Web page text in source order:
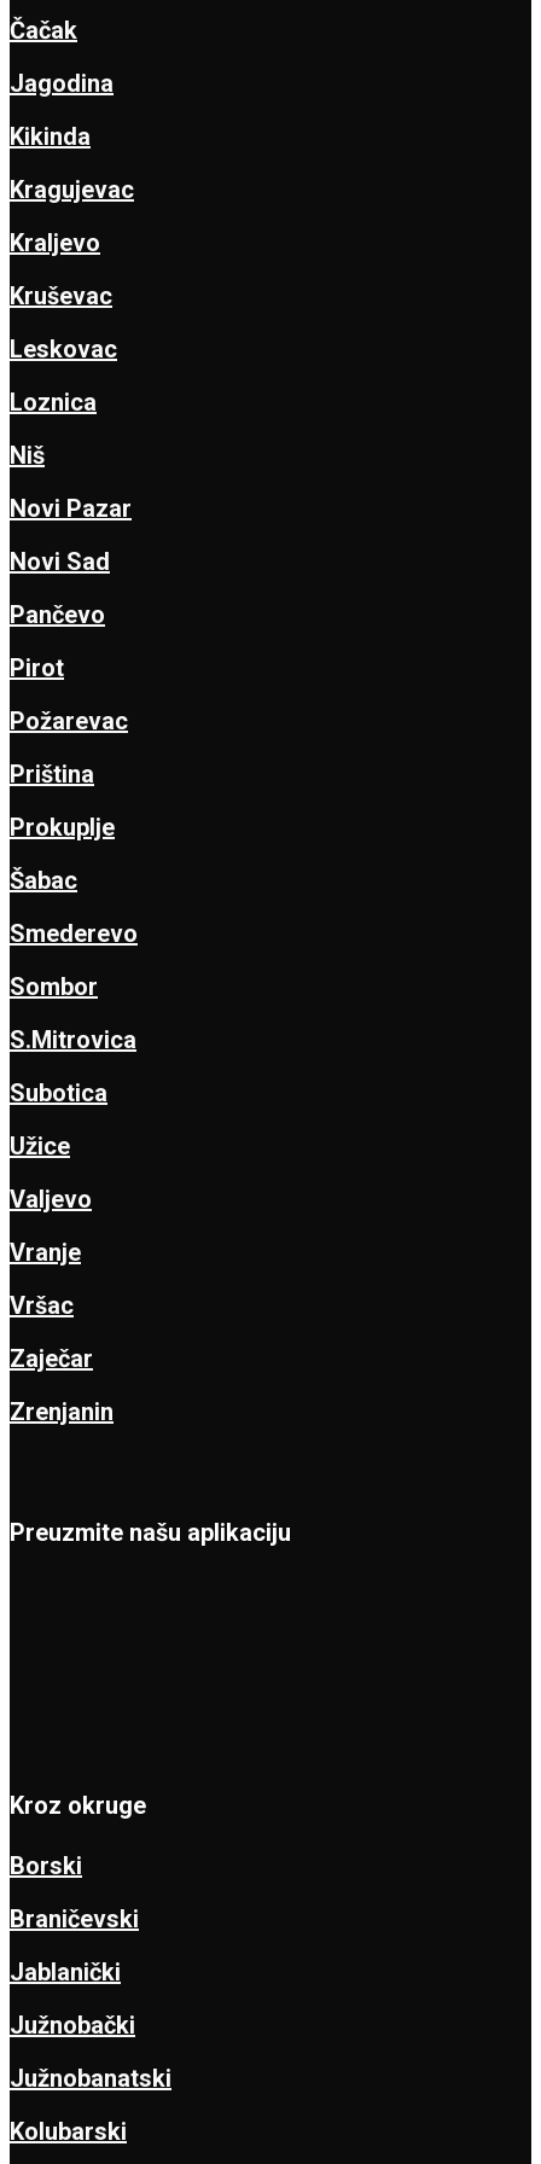
Čačak
Jagodina
Kikinda
Kragujevac
Kraljevo
Kruševac
Leskovac
Loznica
Niš
Novi Pazar
Novi Sad
Pančevo
Pirot
Požarevac
Priština
Prokuplje
Šabac
Smederevo
Sombor
S.Mitrovica
Subotica
Užice
Valjevo
Vranje
Vršac
Zaječar
Zrenjanin
Preuzmite našu aplikaciju
Kroz okruge
Borski
Braničevski
Jablanički
Južnobački
Južnobanatski
Kolubarski